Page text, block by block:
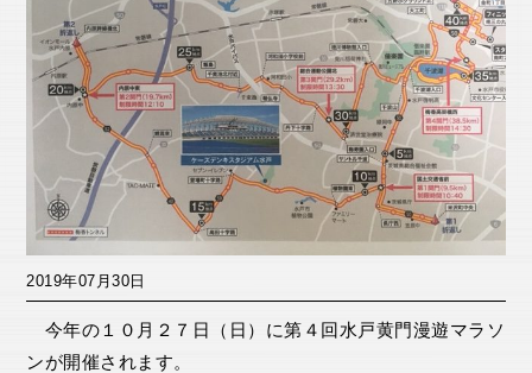
2019年07月30日
今年の１０月２７日（日）に第４回水戸黄門漫遊マラソ
ンが開催されます。